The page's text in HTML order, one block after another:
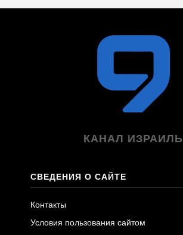
КАНАЛ ИЗРАИЛЬ
СВЕДЕНИЯ О САЙТЕ
Контакты
Условия пользования сайтом